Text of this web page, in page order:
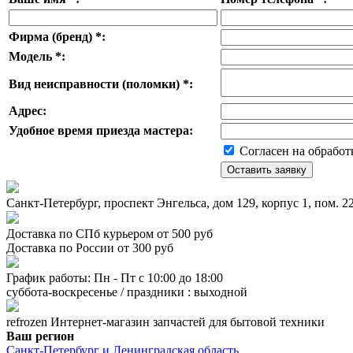
Фирма (бренд) *:
Модель *:
Вид неисправности (поломки) *:
Адрес:
Удобное время приезда мастера:
Согласен на
Санкт-Петербург, проспект Энгельса, дом 129, корпус 1, пом.
Доставка по СПб курьером от 500 руб
Доставка по России от 300 руб
График работы: Пн - Пт с 10:00 до 18:00
суббота-воскресенье / праздники : выходной
refrozen Интернет-магазин запчастей для бытовой техники
Ваш регион